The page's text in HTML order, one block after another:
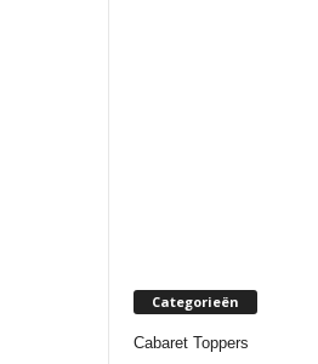
Categorieën
Cabaret Toppers